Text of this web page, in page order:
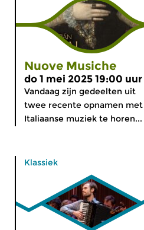
Nuove Musiche
do 1 mei 2025 19:00 uur
Vandaag zijn gedeelten uit
twee recente opnamen met
Italiaanse muziek te horen...
Klassiek